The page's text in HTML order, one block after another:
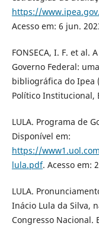
https://
Acesso em: 6 jun.
FONSECA, I. F. et al.
Governo Federal:
bibliográfica do Ipea
Político Institucional,
LULA. Programa de
Disponível em:
https://
lula.pdf. Acesso em:
LULA.
Inácio Lula da Silva,
Congresso Nacional.